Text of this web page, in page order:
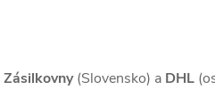
Zásilkovny(Slovensko) a DHL